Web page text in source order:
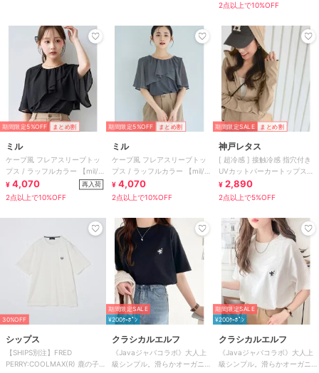
2点以上で10%OFF
期間限定5%OFF まとめ割
ミル
ケープ風 フレアスリーブトッ
プス / ラッフルカラー 【mil/ミ
ル】
¥ 4,070 再入荷
2点以上で10%OFF
期間限定5%OFF まとめ割
ミル
ケープ風 フレアスリーブトッ
プス / ラッフルカラー 【mil/ミ
ル】
¥ 4,070
2点以上で10%OFF
期間限定SALE まとめ割
神戸レタス
[ 超冷感 ] 接触冷感 指穴付き
UVカットパーカートップス
[C7060] 吸水速乾 透湿性
¥ 2,890
2点以上で5%OFF
30%OFF
シップス
【SHIPS別注】FRED
PERRY:COOLMAX(R) 鹿の子
期間限定SALE
¥200ｸｰﾎﾟﾝ
クラシカルエルフ
《Javaジャバコラボ》大人上
級シンプル。滑らかオーガニッ
期間限定SALE
¥200ｸｰﾎﾟﾝ
クラシカルエルフ
《Javaジャバコラボ》大人上
級シンプル。滑らかオーガニッ